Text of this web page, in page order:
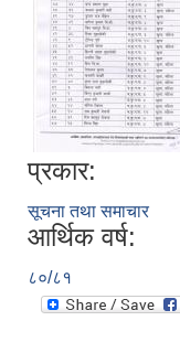
प्रकार:
सूचना तथा समाचार
आर्थिक वर्ष:
८०/८१